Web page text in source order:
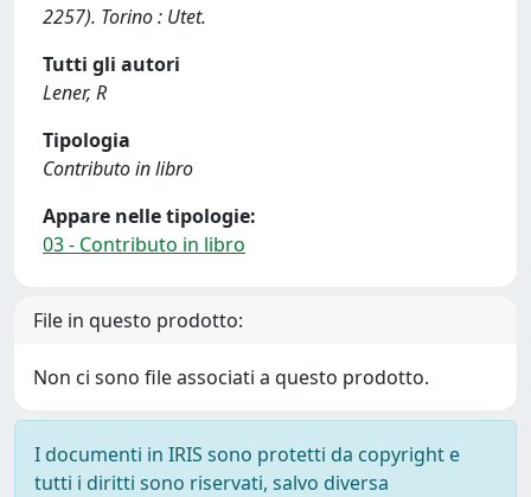
2257). Torino : Utet.
Tutti gli autori
Lener, R
Tipologia
Contributo in libro
Appare nelle tipologie:
03 - Contributo in libro
File in questo prodotto:
Non ci sono file associati a questo prodotto.
I documenti in IRIS sono protetti da copyright e
tutti i diritti sono riservati, salvo diversa